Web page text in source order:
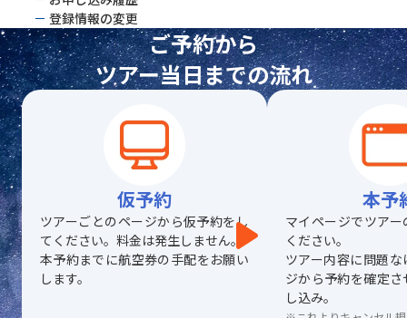
登録情報の変更
ご予約から
ツアー当日までの流れ
仮予約
ツアーごとのページから仮予約をし
てください。料金は発生しません。
本予約までに航空券の手配をお願い
します。
本予
マイページでツア
ください。
ツアー内容に問題
ジから予約を確定
し込み。